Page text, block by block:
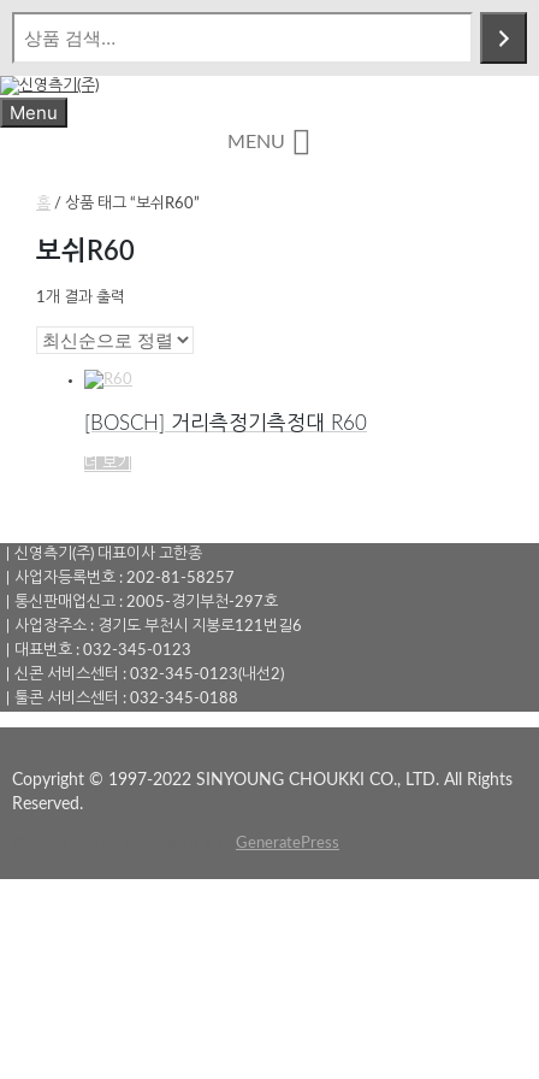
Skip
content
Menu
MENU
홈 / 상품 태그 “보쉬R60”
보쉬R60
1개 결과 출력
[BOSCH] 거리측정기측정대 R60
더 보기
｜신영측기(주) 대표이사 고한종
｜사업자등록번호 : 202-81-58257
｜통신판매업신고 : 2005-경기부천-297호
｜사업장주소 : 경기도 부천시 지봉로121번길6
｜대표번호 : 032-345-0123
｜신콘 서비스센터 : 032-345-0123(내선2)
｜툴콘 서비스센터 : 032-345-0188
Copyright © 1997-2022 SINYOUNG CHOUKKI CO., LTD. All Rights
Reserved.
GeneratePress